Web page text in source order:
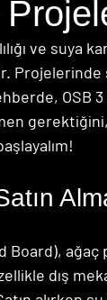
ve
Projelerinde
OSB 3
Board),
dış